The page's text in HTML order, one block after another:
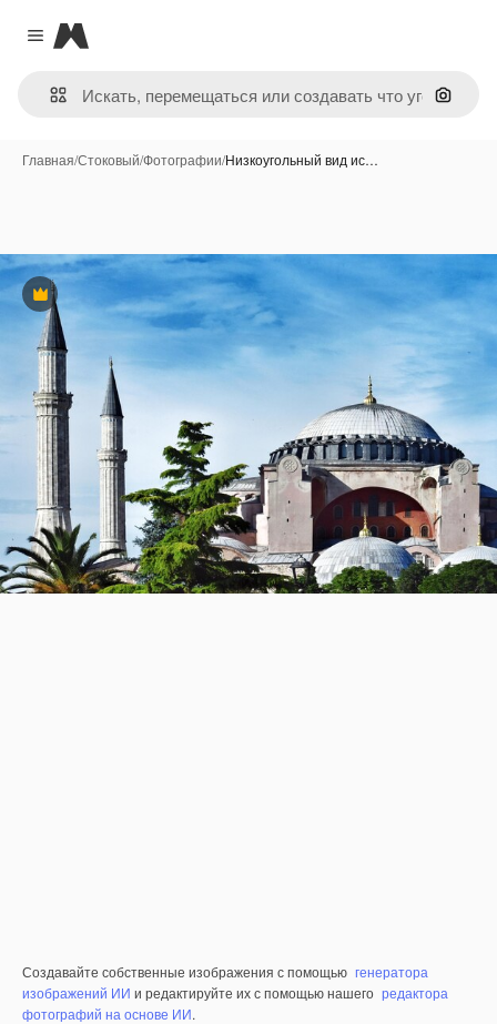
Close menu
Magnific
Поиск
Главная/Стоковый/Фотографии/Низкоугольный вид ис…
Премиум
Создавайте собственные изображения с помощью генератора
изображений ИИ и редактируйте их с помощью нашего редактора
фотографий на основе ИИ.